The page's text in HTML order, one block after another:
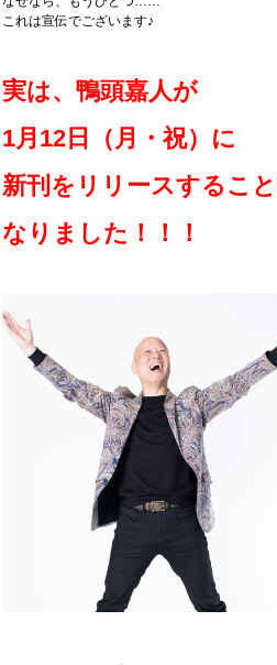
これは宣伝でございます♪
実は、鴨頭嘉人が
1月12日（月・祝）に
新刊をリリースするこ
なりました！！！